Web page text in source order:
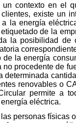
contexto en el
existe un
la energía
de la
la posibilidad de
la energía
procedente de
renovables o
permite a
eléctrica.
personas físicas